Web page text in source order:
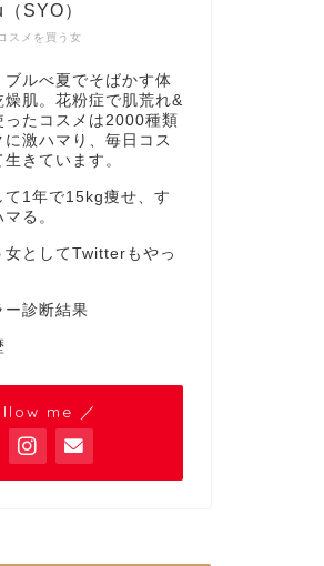
スメを買う女
SYO）
ブルべ夏でそばかす体
肌。花粉症で肌荒れ&
ったコスメは2000種類
激ハマり、毎日コス
きています。
て1年で15kg痩せ、す
る。
女としてTwitterもやっ
診断結果
me ／